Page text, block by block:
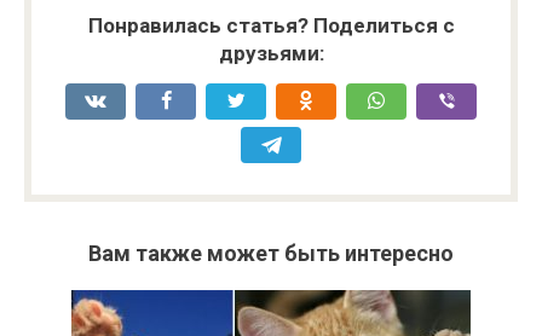
Понравилась статья? Поделиться с
друзьями:
Вам также может быть интересно